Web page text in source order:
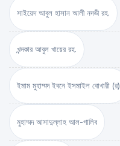
সাইয়েদ আবুল হাসান আলী নদভী রহ.
খন্দকার আবুল খায়ের রহ.
ইমাম মুহাম্মদ ইবনে ইসমাইল বোখারী (র)
মুহাম্মদ আসাদুল্লাহ আল-গালিব